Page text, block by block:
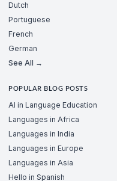
Dutch
Portuguese
French
German
See All →
POPULAR BLOG POSTS
AI in Language Education
Languages in Africa
Languages in India
Languages in Europe
Languages in Asia
Hello in Spanish